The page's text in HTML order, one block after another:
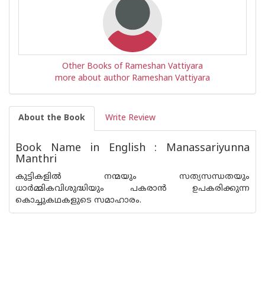
Other Books of Rameshan Vattiyara
more about author Rameshan Vattiyara
About the Book Write Review
Book Name in English : Manassariyunna
Manthri
കുട്ടികളിൽ നന്മയും സത്യസന്ധതയും
ധാർമ്മികവിശുദ്ധിയും പകരാൻ ഉപകരിക്കുന്ന
കൊച്ചുകഥകളുടെ സമാഹാരം.